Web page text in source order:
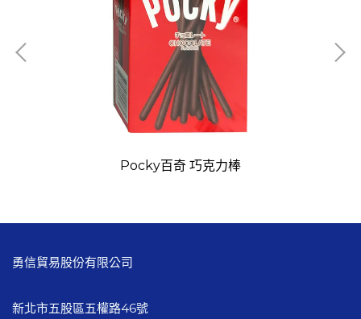
Pocky百奇 巧克力棒
勇信貿易股份有限公司
新北市五股區五權路46號